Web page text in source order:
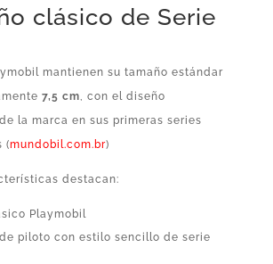
clásico de Serie
mantienen su tamaño estándar
7,5 cm , con el diseño
la marca en sus primeras series
(mundobil.com.br)
destacan:
Playmobil
de piloto con estilo sencillo de serie